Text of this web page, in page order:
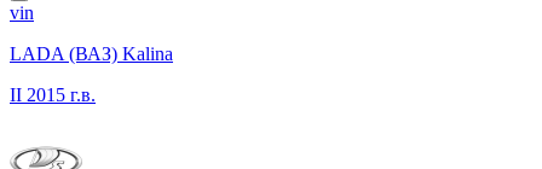
vin
LADA (ВАЗ) Kalina
II 2015 г.в.